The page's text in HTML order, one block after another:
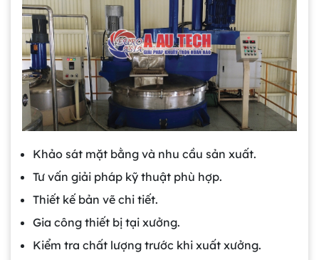
Khảo sát mặt bằng và nhu cầu sản xuất.
Tư vấn giải pháp kỹ thuật phù hợp.
Thiết kế bản vẽ chi tiết.
Gia công thiết bị tại xưởng.
Kiểm tra chất lượng trước khi xuất xưởng.